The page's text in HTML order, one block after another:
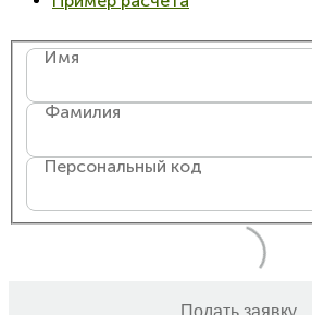
Имя
Фамилия
Персональный код